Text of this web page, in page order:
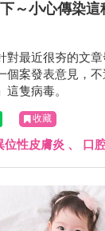
～小心傳染這
對最近很夯的文
個案發表意見，
隻病毒。
收藏
位性皮膚炎 、 口